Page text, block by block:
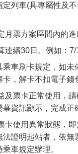
列車(具專屬性及
月票方案區間內的
連續30日。例如：7/
車刷卡規定，如
，解卡不扣電子錢
及票卡正常使用，
資訊顯示，完成正
卡使用異常狀態，
證明起站者，依
車規定辦理。